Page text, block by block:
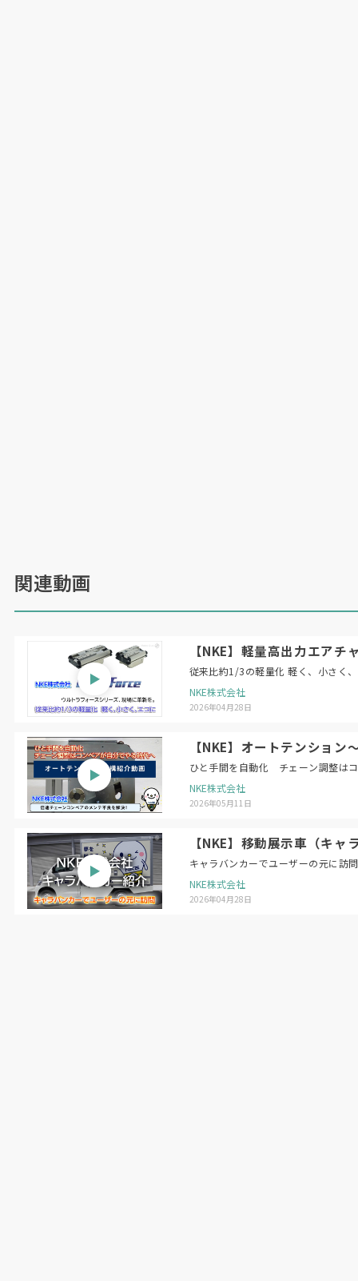
関連動画
【NKE】軽量高出力エア
従来比約1/3の軽量化 軽く、小さく
NKE株式会社
2026年04月28日
【NKE】オートテンショ
ひと手間を自動化 チェーン調整は
NKE株式会社
2026年05月11日
【NKE】移動展示車（キ
キャラバンカーでユーザーの元に訪問
NKE株式会社
2026年04月28日